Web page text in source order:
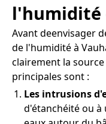
l'humidité
Avant deenvisager
de l'humidité à
clairement la
principales sont :
Les intrusions
d'étanchéité ou à